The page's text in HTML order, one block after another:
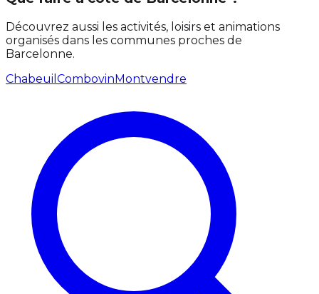
Découvrez aussi les activités, loisirs et animations
organisés dans les communes proches de
Barcelonne.
Chabeuil CombovinMontvendre